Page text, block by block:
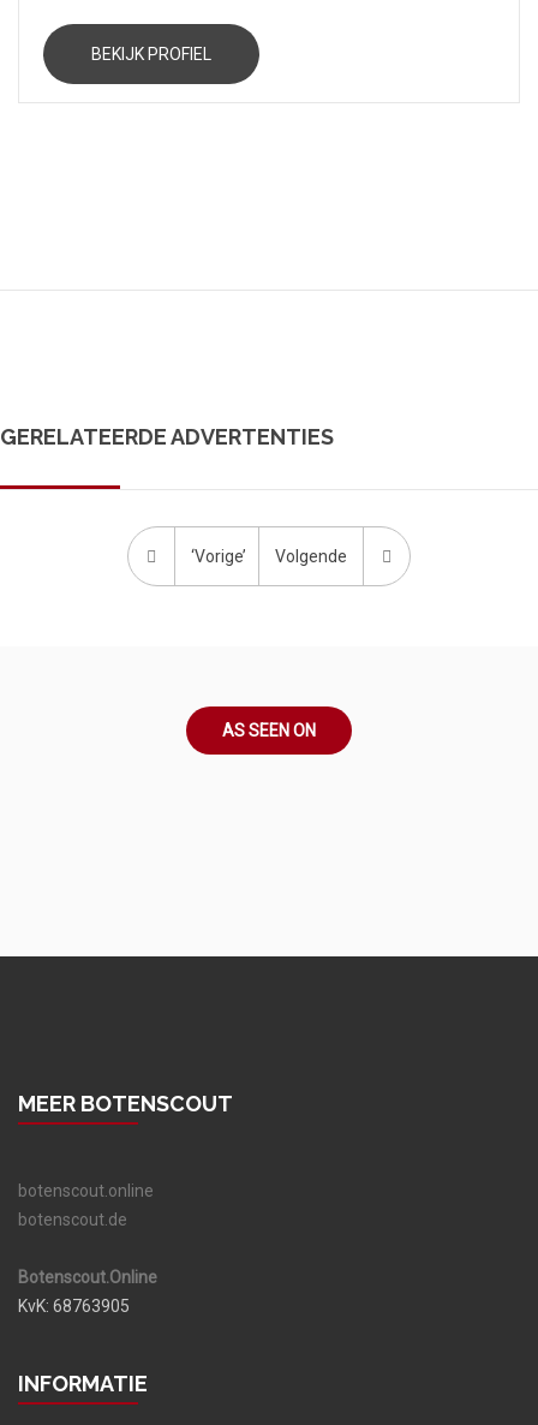
BEKIJK PROFIEL
GERELATEERDE ADVERTENTIES
‘Vorige’ Volgende
AS SEEN ON
MEER BOTENSCOUT
botenscout.online
botenscout.de
Botenscout.Online
KvK: 68763905
INFORMATIE